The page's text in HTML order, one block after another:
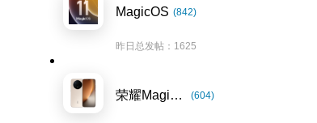
MagicOS (842)
昨日总发帖：1625
荣耀Magic8系列 (604)